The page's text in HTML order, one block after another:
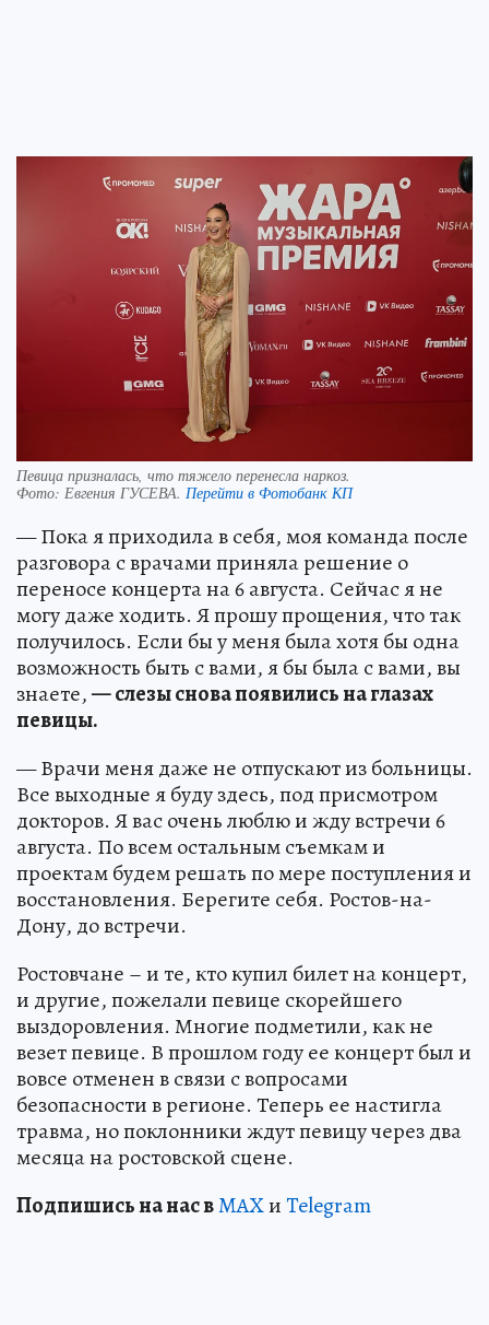
Певица призналась, что тяжело перенесла наркоз.
Фото: Евгения ГУСЕВА. Перейти в Фотобанк КП
— Пока я приходила в себя, моя команда после
разговора с врачами приняла решение о
переносе концерта на 6 августа. Сейчас я не
могу даже ходить. Я прошу прощения, что так
получилось. Если бы у меня была хотя бы одна
возможность быть с вами, я бы была с вами, вы
знаете,— слезы снова появились на глазах
певицы.
— Врачи меня даже не отпускают из больницы.
Все выходные я буду здесь, под присмотром
докторов. Я вас очень люблю и жду встречи 6
августа. По всем остальным съемкам и
проектам будем решать по мере поступления и
восстановления. Берегите себя. Ростов-на-
Дону, до встречи.
Ростовчане – и те, кто купил билет на концерт,
и другие, пожелали певице скорейшего
выздоровления. Многие подметили, как не
везет певице. В прошлом году ее концерт был и
вовсе отменен в связи с вопросами
безопасности в регионе. Теперь ее настигла
травма, но поклонники ждут певицу через два
месяца на ростовской сцене.
Подпишись на нас вMAXиTelegram